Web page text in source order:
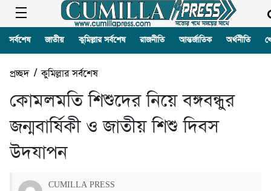
সর্বশেষ জাতীয় কুমিল্লার সর্বশেষ রাজনীতি আন্তর্জাতিক অর্থনীতি
প্রচ্ছদ/কুমিল্লার সর্বশেষ
কোমলমতি শিশুদের নিয়ে বঙ্গবন্ধুর
জন্মবার্ষিকী ও জাতীয় শিশু দিবস
উদযাপন
CUMILLA PRESS